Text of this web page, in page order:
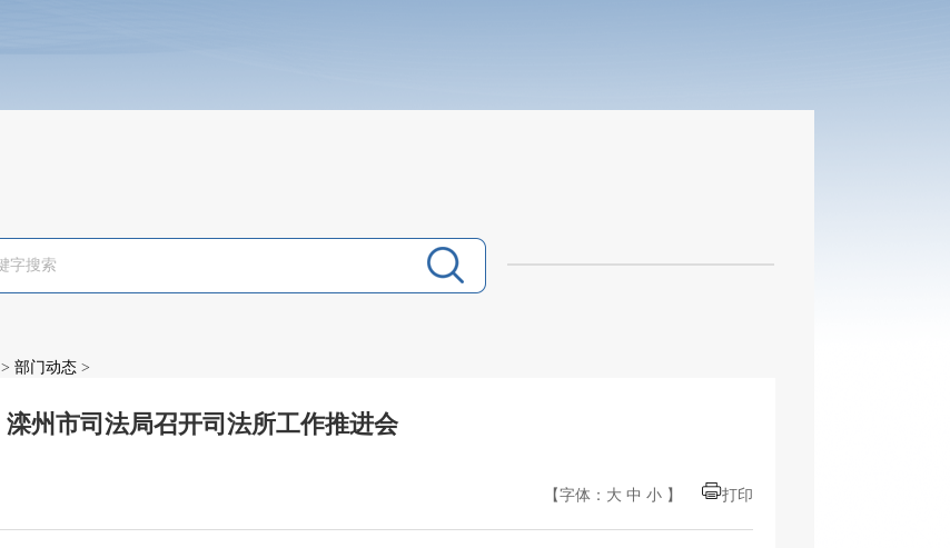
> 部门动态 >
滦州市司法局召开司法所工作推进会
【字体： 大 中 小 】 打印